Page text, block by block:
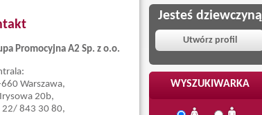
Promocyjna A2 Sp. z o.o.
Warszawa,
20b,
22/ 843 30 80,
Jesteś dziewczyną
Utwórz profil
WYSZUKIWARKA